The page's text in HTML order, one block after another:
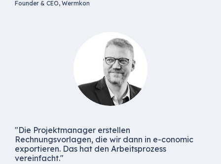
Founder & CEO, Wermkon
"Die Projektmanager erstellen
Rechnungsvorlagen, die wir dann in e-conomic
exportieren. Das hat den Arbeitsprozess
vereinfacht."